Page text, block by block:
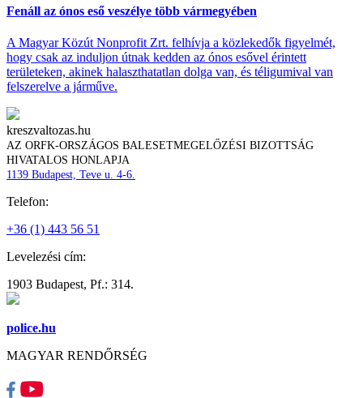
Fenáll az ónos eső veszélye több vármegyében
A Magyar Közút Nonprofit Zrt. felhívja a közlekedők figyelmét,
hogy csak az induljon útnak kedden az ónos esővel érintett
területeken, akinek halaszthatatlan dolga van, és téligumival van
felszerelve a járműve.
kreszvaltozas.hu
AZ ORFK-ORSZÁGOS BALESETMEGELŐZÉSI BIZOTTSÁG
HIVATALOS HONLAPJA
1139 Budapest, Teve u. 4-6.
Telefon:
+36 (1) 443 56 51
Levelezési cím:
1903 Budapest, Pf.: 314.
police.hu
MAGYAR RENDŐRSÉG